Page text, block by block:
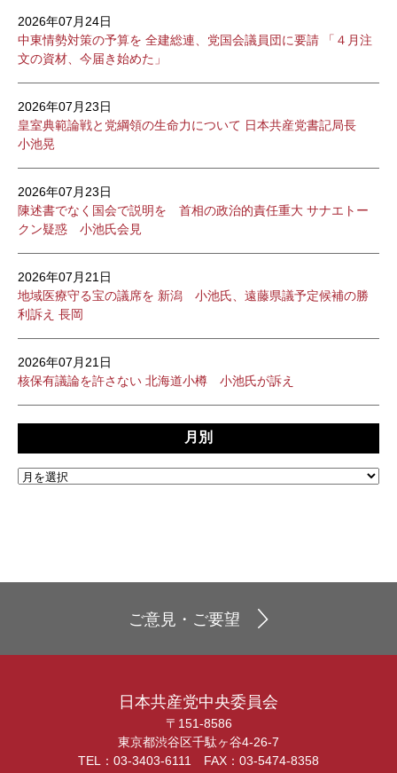
2026年07月24日
中東情勢対策の予算を 全建総連、党国会議員団に要請 「４月注
文の資材、今届き始めた」
2026年07月23日
皇室典範論戦と党綱領の生命力について 日本共産党書記局長
小池晃
2026年07月23日
陳述書でなく国会で説明を 首相の政治的責任重大 サナエトー
クン疑惑 小池氏会見
2026年07月21日
地域医療守る宝の議席を 新潟 小池氏、遠藤県議予定候補の勝
利訴え 長岡
2026年07月21日
核保有議論を許さない 北海道小樽 小池氏が訴え
月別
ご意見・ご要望
日本共産党中央委員会
〒151-8586
東京都渋谷区千駄ヶ谷4-26-7
TEL：03-3403-6111 FAX：03-5474-8358